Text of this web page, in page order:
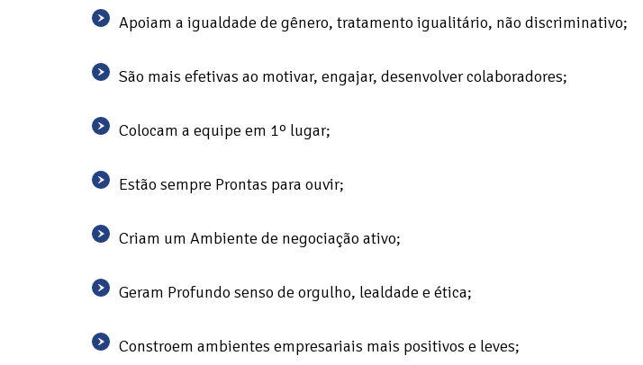
Apoiam a igualdade de gênero, tratamento igualitário, não discriminativo;
São mais efetivas ao motivar, engajar, desenvolver colaboradores;
Colocam a equipe em 1º lugar;
Estão sempre Prontas para ouvir;
Criam um Ambiente de negociação ativo;
Geram Profundo senso de orgulho, lealdade e ética;
Constroem ambientes empresariais mais positivos e leves;